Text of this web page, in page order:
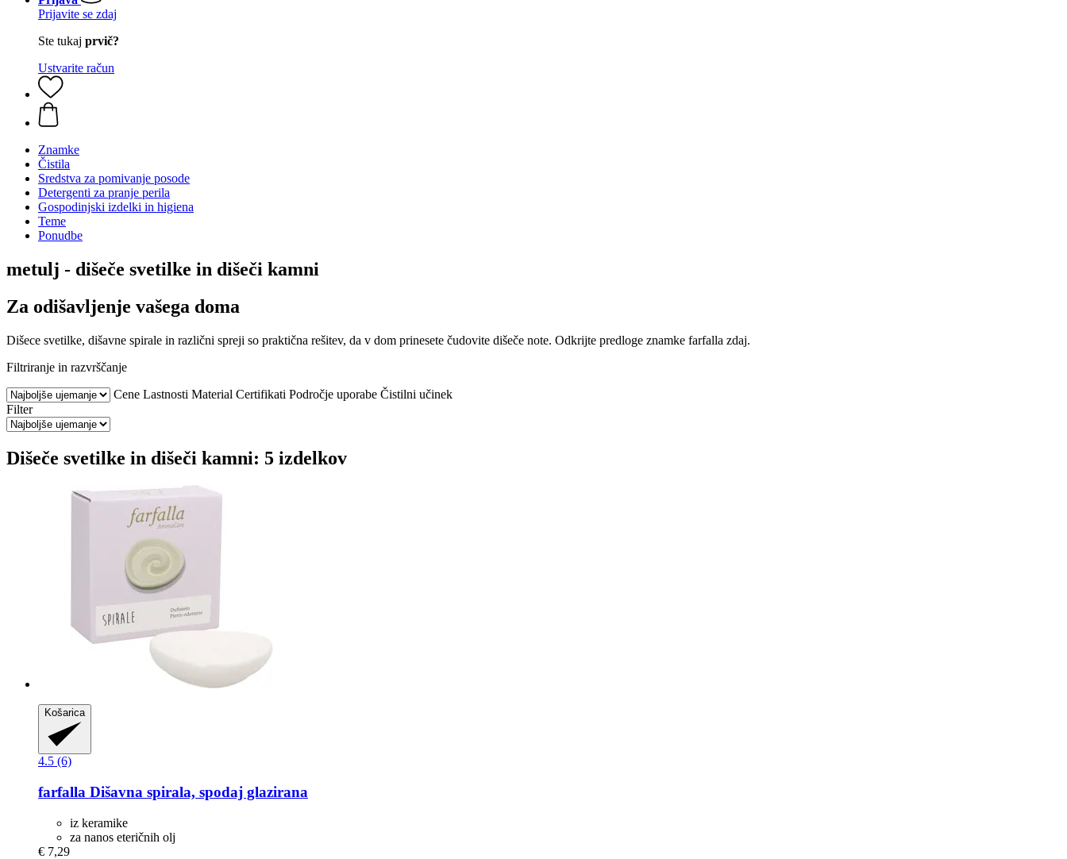
Prijavite se zdaj
Ste tukaj prvič?
Ustvarite račun
Znamke
Čistila
Sredstva za pomivanje posode
Detergenti za pranje perila
Gospodinjski izdelki in higiena
Teme
Ponudbe
metulj - dišeče svetilke in dišeči kamni
Za odišavljenje vašega doma
Dišece svetilke, dišavne spirale in različni spreji so praktična rešitev, da v dom prinesete čudovite dišeče note. Odkrijte predloge znamke farfalla zdaj.
Filtriranje in razvrščanje
Cene Lastnosti Material Certifikati Področje uporabe Čistilni učinek
Filter
Dišeče svetilke in dišeči kamni: 5 izdelkov
Košarica
4.5 (6)
farfalla Dišavna spirala, spodaj glazirana
iz keramike
za nanos eteričnih olj
€ 7,29